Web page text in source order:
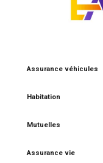
Assurance véhicules
Habitation
Mutuelles
Assurance vie